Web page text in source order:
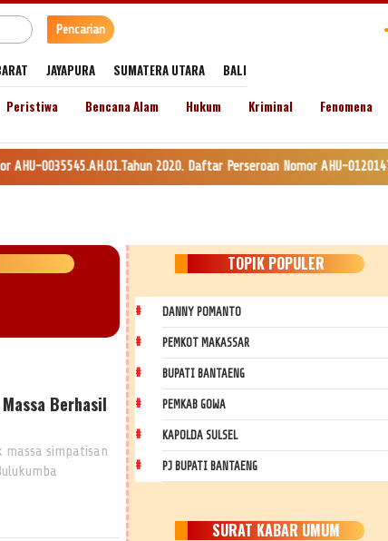
Pencarian
JAYAPURA SUMATERA UTARA
BALI
Peristiwa Bencana Alam Hukum Kriminal
Fenomena
2020. Daftar Perseroan Nomor AHU-
Berhasil
massa simpatisan
TOPIK POPULER
DANNY POMANTO
PEMKOT MAKASSAR
BUPATI BANTAENG
PEMKAB GOWA
KAPOLDA SULSEL
PJ BUPATI BANTAENG
SURAT KABAR UMUM